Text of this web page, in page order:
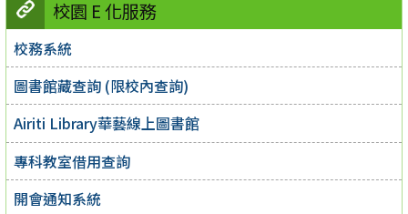
校園 E 化服務
校務系統
圖書館藏查詢 (限校內查詢)
Airiti Library華藝線上圖書館
專科教室借用查詢
開會通知系統